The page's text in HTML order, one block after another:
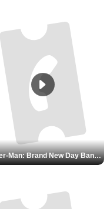
Spider-Man: Brand New Day Bande-annonce VO STFR